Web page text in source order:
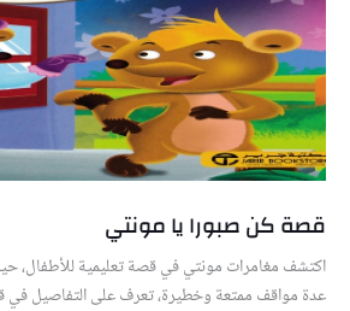
قصة كن صبورا يا مونتي
اكتشف مغامرات مونتي في قصة تعليمية للأطفال،
عدة مواقف ممتعة وخطيرة، تعرف على التفاصيل في